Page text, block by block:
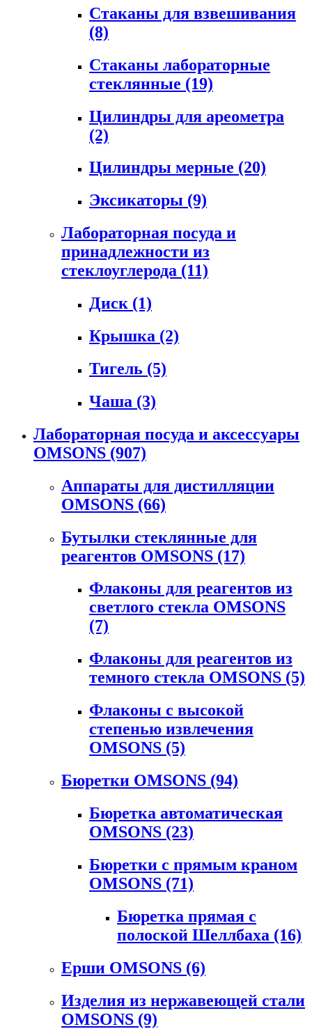
Стаканы для взвешивания
(8)
Стаканы лабораторные
стеклянные (19)
Цилиндры для ареометра
(2)
Цилиндры мерные (20)
Эксикаторы (9)
Лабораторная посуда и
принадлежности из
стеклоуглерода (11)
Диск (1)
Крышка (2)
Тигель (5)
Чаша (3)
Лабораторная посуда и аксессуары
OMSONS (907)
Аппараты для дистилляции
OMSONS (66)
Бутылки стеклянные для
реагентов OMSONS (17)
Флаконы для реагентов из
светлого стекла OMSONS
(7)
Флаконы для реагентов из
темного стекла OMSONS (5)
Флаконы с высокой
степенью извлечения
OMSONS (5)
Бюретки OMSONS (94)
Бюретка автоматическая
OMSONS (23)
Бюретки с прямым краном
OMSONS (71)
Бюретка прямая с
полоской Шеллбаха (16)
Ерши OMSONS (6)
Изделия из нержавеющей стали
OMSONS (9)